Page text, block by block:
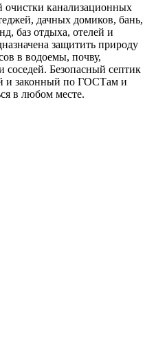
очистки канализационных
дачных домиков, бань,
баз отдыха, отелей и
защитить природу
в водоемы, почву,
соседей. Безопасный септик
и законный по ГОСТам и
в любом месте.